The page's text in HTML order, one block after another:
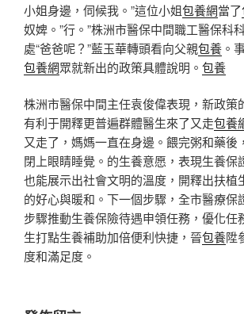
小姐身邊，伺候我。”這位小姐包養網當了
奴婢。”行。”株洲市醫保中間職工醫保科
處“爸爸呢？”藍玉華轉頭看向父親包養 。
包養網眾就新出的政策具體說明。 包養
株洲市醫保中間主任袁俊偉表現，新政策
有利于開釋更普遍群體醫生來了又走包養
又走了，媽媽一直在身邊。餵完粥和藥後
閉上眼睛睡覺。的生養意愿，表現生養保
也能展示出社會文明的溫度，開釋出扶植
的好心與暖和。下一個步驟，全市醫療保
步驟推動生養保險待遇申領任務，優化任
生打點生養補助加倍便利快捷，晉包養陞
度和滿足度。